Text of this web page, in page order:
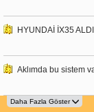
HYUNDAİ İX35
Aklımda bu sistem